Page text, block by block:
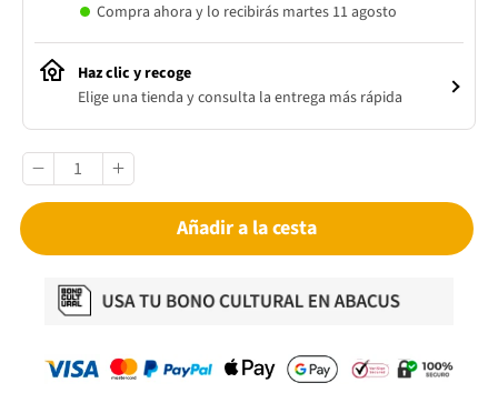
Compra ahora y lo recibirás martes 11 agosto
Haz clic y recoge
Elige una tienda y consulta la entrega más rápida
Añadir a la cesta